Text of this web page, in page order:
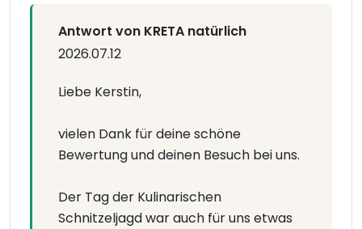
Antwort von KRETA natürlich
2026.07.12
Liebe Kerstin,
vielen Dank für deine schöne
Bewertung und deinen Besuch bei uns.
Der Tag der Kulinarischen
Schnitzeljagd war auch für uns etwas